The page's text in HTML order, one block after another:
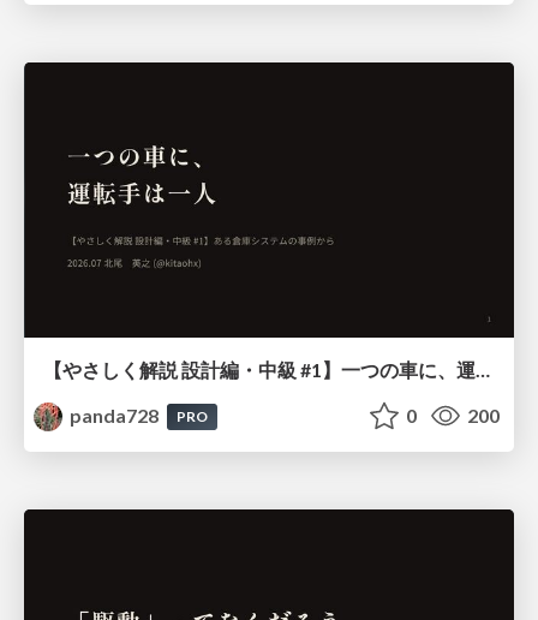
【やさしく解説 設計編・中級 #1】一つの車に、運転手は一人 ～ある倉庫システムの事例から～
panda728
PRO 0 200